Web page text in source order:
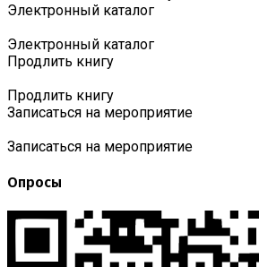
Электронный каталог
Электронный каталог
Продлить книгу
Продлить книгу
Записаться на мероприятие
Записаться на мероприятие
Опросы